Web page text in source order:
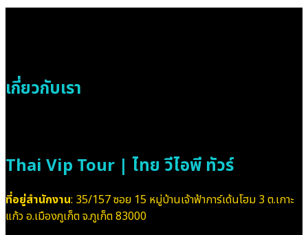
เกี่ยวกับเรา
Thai Vip Tour | ไทย วีไอพี ทัวร์
ที่อยู่สำนักงาน: 35/157 ซอย 15 หมู่บ้านเจ้าฟ้าการ์เด้นโฮม 3 ต.เกาะ
แก้ว อ.เมืองภูเก็ต จ.ภูเก็ต 83000